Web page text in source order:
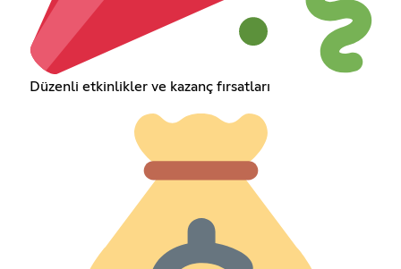
Düzenli etkinlikler ve kazanç fırsatları